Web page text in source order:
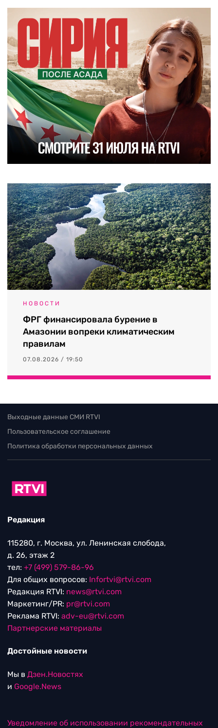
НОВОСТИ
ФРГ финансировала бурение в
Амазонии вопреки климатическим
правилам
07.08.2026 / 19:50
Выходные данные СМИ RTVI
Пользовательское соглашение
Политика обработки персональных данных
Редакция
115280, г. Москва, ул. Ленинская слобода,
д. 26, этаж 2
тел: +7 (499) 579-86-96
Для общих вопросов: Infortvi@rtvi.com
Редакция RTVI: news@rtvi.com
Маркетинг/PR: pr@rtvi.com
Реклама RTVI: adv-eu@rtvi.com
Партнерские материалы
Достойные новости
Мы в Дзен.Новостях
и Google.News
Уведомление об использовании рекомендательных